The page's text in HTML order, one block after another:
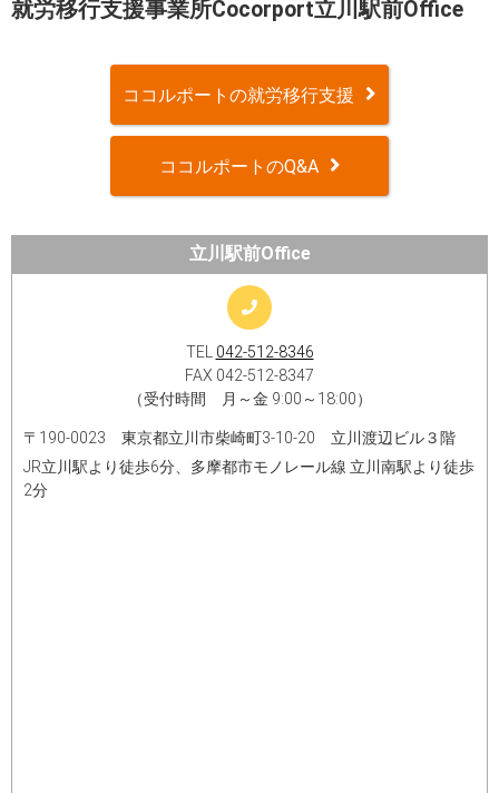
就労移行支援事業所Cocorport立川駅前Office
ココルポートの就労移行支援
ココルポートのQ&A
立川駅前Office
TEL 042-512-8346
FAX 042-512-8347
（受付時間 月～金 9:00～18:00）
〒190-0023 東京都立川市柴崎町3-10-20 立川渡辺ビル３階
JR立川駅より徒歩6分、多摩都市モノレール線 立川南駅より徒歩
2分